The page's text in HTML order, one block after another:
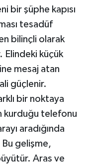
bir şüphe kapısı
tesadüf
bilinçli olarak
Elindeki küçük
mesaj atan
güçlenir.
bir noktaya
kurduğu telefonu
aradığında
Bu gelişme,
Aras ve